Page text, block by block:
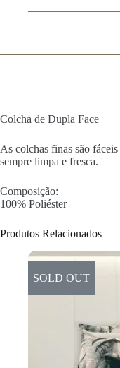
Colcha de Dupla Face
As colchas finas são
sempre limpa e fresca.
Composição:
100% Poliéster
Produtos Relacionados
SOLD OUT